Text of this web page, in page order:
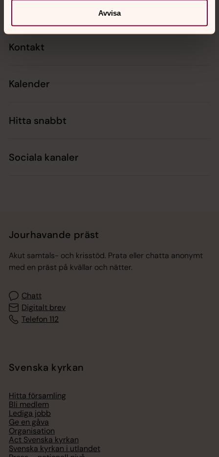
Avvisa
Kontakt
Kalender
Hitta snabbt
Sociala kanaler
Jourhavande präst
Akut samtals- och krisstöd. Prata eller chatta anonymt
med en präst på kvällar och nätter.
Chatt
Digitalt brev
Telefon 112
Svenska kyrkan
Hitta församling
Bli medlem
Lediga jobb
Ge en gåva
Organisation
Act Svenska kyrkan
Svenska kyrkan i utlandet